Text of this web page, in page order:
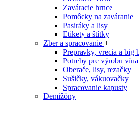
Zaváracie hrnce
Pomôcky na zaváranie
Pasiráky a lisy
Etikety a štítky
Zber a spracovanie +
Prepravky, vrecia a big
Potreby pre výrobu vína
Oberače, lisy, rezačky
Sušičky, vákuovačky
Spracovanie kapusty
Demižóny
+